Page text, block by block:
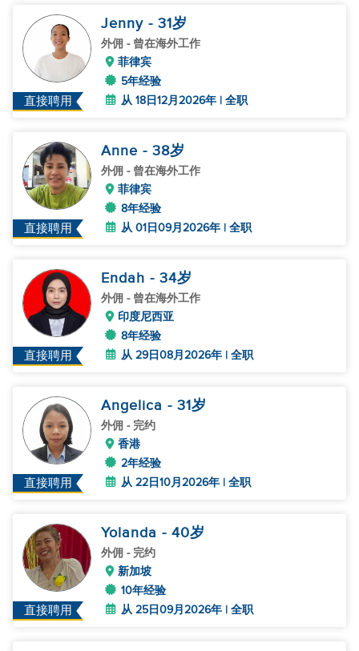
直接聘用
Jenny - 31岁
外佣 - 曾在海外工作
菲律宾
5年经验
从 18日12月2026年 | 全职
直接聘用
Anne - 38岁
外佣 - 曾在海外工作
菲律宾
8年经验
从 01日09月2026年 | 全职
直接聘用
Endah - 34岁
外佣 - 曾在海外工作
印度尼西亚
8年经验
从 29日08月2026年 | 全职
直接聘用
Angelica - 31岁
外佣 - 完约
香港
2年经验
从 22日10月2026年 | 全职
直接聘用
Yolanda - 40岁
外佣 - 完约
新加坡
10年经验
从 25日09月2026年 | 全职